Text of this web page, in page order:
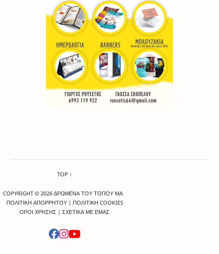
TOP ↑
COPYRIGHT © 2026 ΔΡΩΜΕΝΑ ΤΟΥ ΤΟΠΟΥ ΜΑΣ
ΠΟΛΙΤΙΚΗ ΑΠΟΡΡΗΤΟΥ| ΠΟΛΙΤΙΚΗ COOKIES
ΟΡΟΙ ΧΡΗΣΗΣ |ΣΧΕΤΙΚΑ ΜΕ ΕΜΑΣ